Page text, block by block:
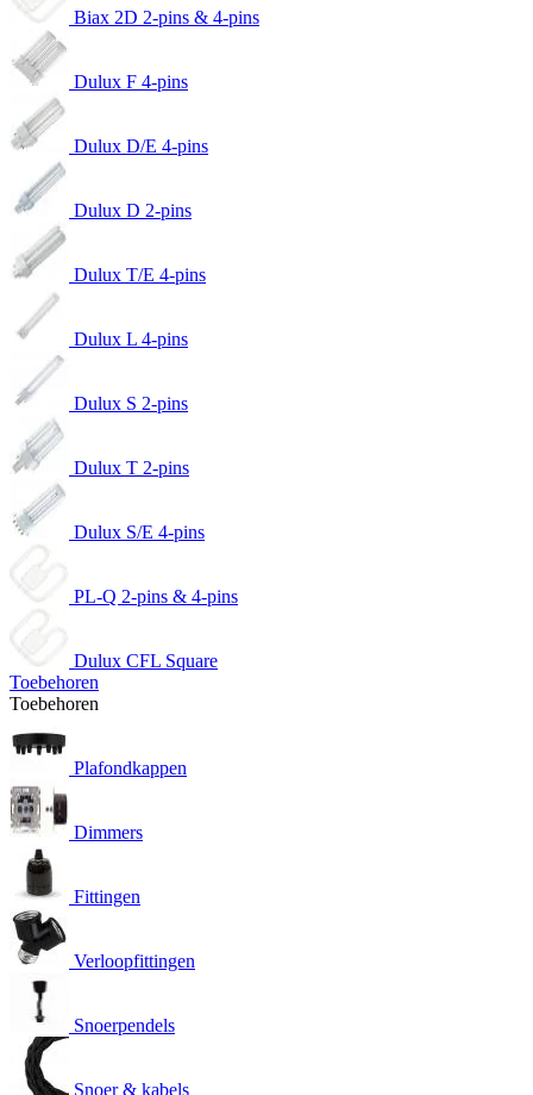
Biax 2D 2-pins & 4-pins
Dulux F 4-pins
Dulux D/E 4-pins
Dulux D 2-pins
Dulux T/E 4-pins
Dulux L 4-pins
Dulux S 2-pins
Dulux T 2-pins
Dulux S/E 4-pins
PL-Q 2-pins & 4-pins
Dulux CFL Square
Toebehoren
Toebehoren
Plafondkappen
Dimmers
Fittingen
Verloopfittingen
Snoerpendels
Snoer & kabels